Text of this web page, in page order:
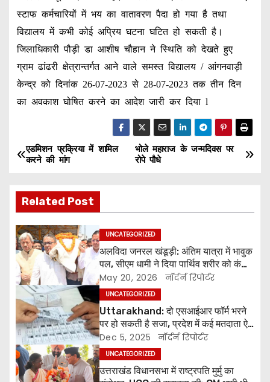
स्टाफ कर्मचारियों में भय का वातावरण पैदा हो गया है तथा
विद्यालय में कभी कोई अप्रिय घटना घटित हो सकती है।
जिलाधिकारी पौड़ी डा आशीष चौहान ने स्थिति को देखते हुए
ग्राम ढांढरी क्षेत्रान्तर्गत आने वाले समस्त विद्यालय / आंगनवाड़ी
केन्द्र को दिनांक 26-07-2023 से 28-07-2023 तक तीन दिन
का अवकाश घोषित करने का आदेश जारी कर दिया l
P
s
t
n
a
v
i
g
भोले महाराज के जन्मदिवस पर
रोपे पौधे
एडमिशन प्रक्रिया में शामिल
करने की मांग
Related Post
UNCATEGORIZED
अलविदा जनरल खंडूड़ी: अंतिम यात्रा में भावुक
पल, सीएम धामी ने दिया पार्थिव शरीर को कंधा,
पुष्पचक्र किया अर्पित
May 20, 2026 नॉर्दर्न रिपोर्टर
UNCATEGORIZED
Uttarakhand: दो एसआईआर फॉर्म भरने
पर हो सकती है सजा, प्रदेश में कई मतदाता ऐसे
जिनका वोट गांव और शहर दोनों जगह
Dec 5, 2025 नॉर्दर्न रिपोर्टर
UNCATEGORIZED
उत्तराखंड विधानसभा में राष्ट्रपति मुर्मु का